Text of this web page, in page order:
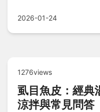
2026-01-24
1276views
虱目魚皮：經典
涼拌與常見問答